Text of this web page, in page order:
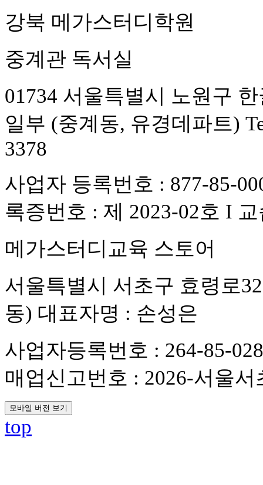
강북 메가스터디학원
중계관 독서실
01734 서울특별시 노원구
일부 (중계동, 유경데파트)
3378
사업자 등록번호 : 877-85-
록증번호 : 제 2023-02호 I
메가스터디교육 스토어
서울특별시 서초구 효령로
동) 대표자명 : 손성은
사업자등록번호 : 264-85-
매업신고번호 : 2026-서울서
모바일 버전 보기
top